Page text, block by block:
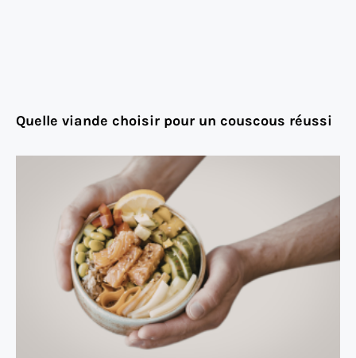
Quelle viande choisir pour un couscous réussi